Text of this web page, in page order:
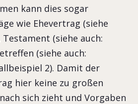
kann dies sogar
wie Ehevertrag (siehe
Testament (siehe auch:
(siehe auch:
2). Damit der
hier keine zu großen
sich zieht und Vorgaben